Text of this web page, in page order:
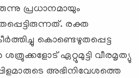
പ്രധാനമായും
രക്ത
കൊണ്ടെഴുതപ്പെട്ട
ഏറ്റുമുട്ടി വീരമൃത്യു
അഭിനിവേശത്തെ